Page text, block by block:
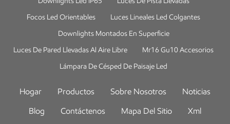
clientes, las soluciones energéticamente eficientes, las prácticas de
e innovar en la cambiante industria de la iluminación. En resumen,
Interlight Moscú sirve como una plataforma importante para que las
empresas de iluminación chinas muestren sus productos, creen
informadas sobre las tendencias de la industria. La exposición brinda
presencia en la industria mundial de la iluminación y forjen
Focos Led Orientables
Luces Lineales Led Colgantes
Downlights Montados En Superficie
Luces De Pared Llevadas Al Aire Libre
Mr16 Gu10 Accesorios
Lámpara De Césped De Paisaje Led
Hogar Productos Sobre Nosotros
Noticias
Blog
Contáctenos Mapa Del Sitio
Xml